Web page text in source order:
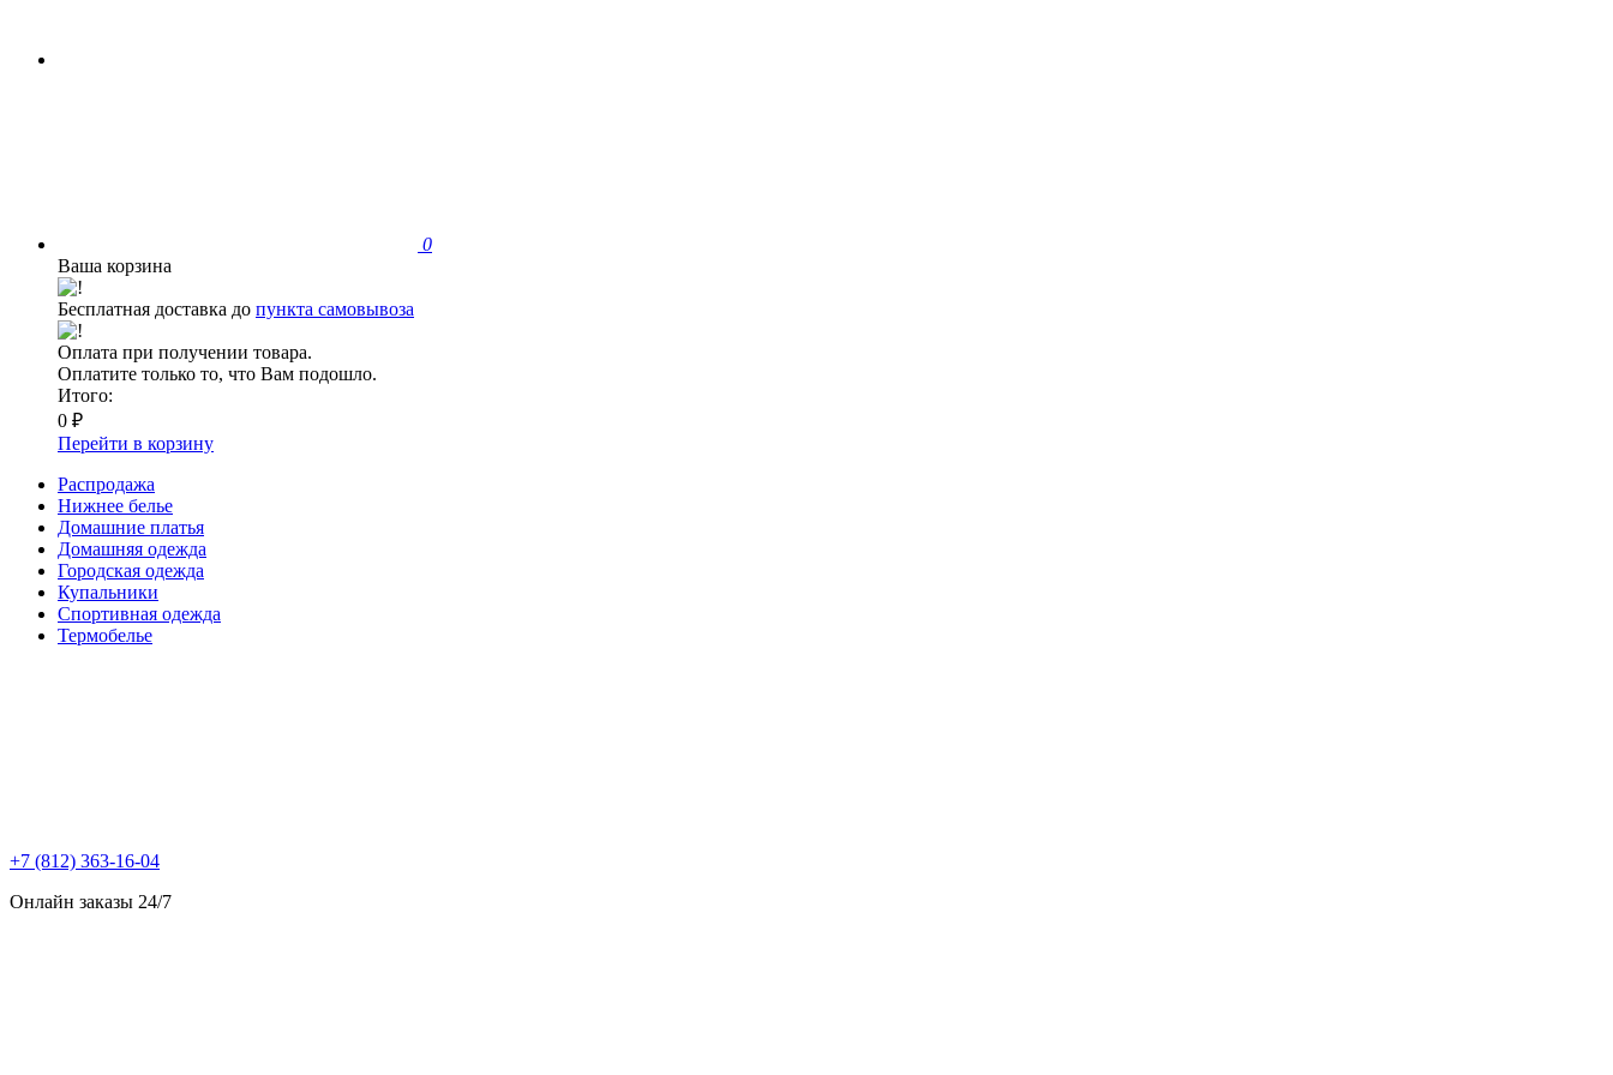
0
Ваша корзина
Бесплатная доставка до пункта самовывоза
Оплата при получении товара.
Оплатите только то, что Вам подошло.
Итого:
0 ₽
Перейти в корзину
Распродажа
Нижнее белье
Домашние платья
Домашняя одежда
Городская одежда
Купальники
Спортивная одежда
Термобелье
+7 (812) 363-16-04
Онлайн заказы 24/7